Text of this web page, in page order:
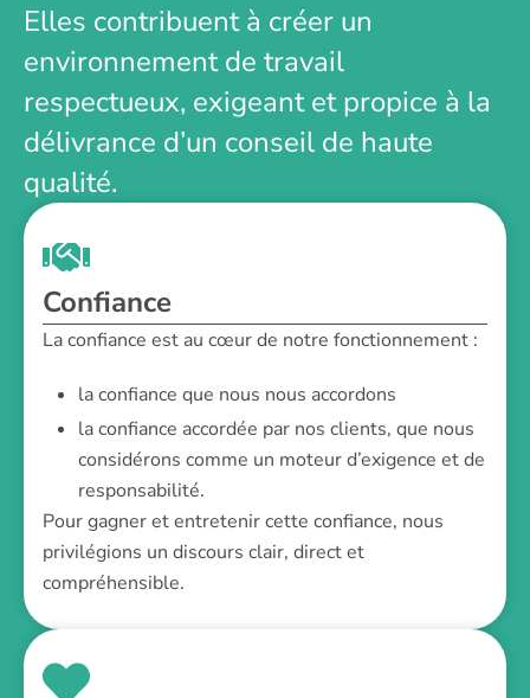
Elles contribuent à créer un
environnement de travail
respectueux, exigeant et propice à la
délivrance d’un conseil de haute
qualité.
Confiance
La confiance est au cœur de notre fonctionnement :
la confiance que nous nous accordons
la confiance accordée par nos clients, que nous
considérons comme un moteur d’exigence et de
responsabilité.
Pour gagner et entretenir cette confiance, nous
privilégions un discours clair, direct et
compréhensible.